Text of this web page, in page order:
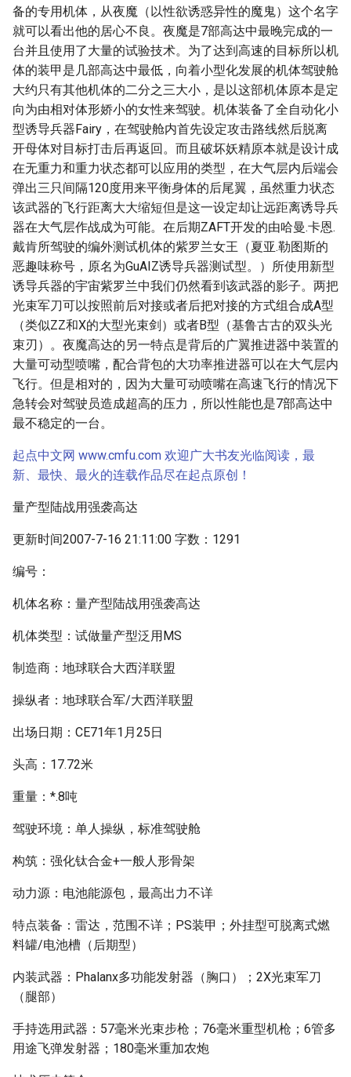
备的专用机体，从夜魔（以性欲诱惑异性的魔鬼）这个名字
就可以看出他的居心不良。夜魔是7部高达中最晚完成的一
台并且使用了大量的试验技术。为了达到高速的目标所以机
体的装甲是几部高达中最低，向着小型化发展的机体驾驶舱
大约只有其他机体的二分之三大小，是以这部机体原本是定
向为由相对体形娇小的女性来驾驶。机体装备了全自动化小
型诱导兵器Fairy，在驾驶舱内首先设定攻击路线然后脱离
开母体对目标打击后再返回。而且破坏妖精原本就是设计成
在无重力和重力状态都可以应用的类型，在大气层内后端会
弹出三只间隔120度用来平衡身体的后尾翼，虽然重力状态
该武器的飞行距离大大缩短但是这一设定却让远距离诱导兵
器在大气层作战成为可能。在后期ZAFT开发的由哈曼.卡恩.
戴肯所驾驶的编外测试机体的紫罗兰女王（夏亚.勒图斯的
恶趣味称号，原名为GuAIZ诱导兵器测试型。）所使用新型
诱导兵器的宇宙紫罗兰中我们仍然看到该武器的影子。两把
光束军刀可以按照前后对接或者后把对接的方式组合成A型
（类似ZZ和X的大型光束剑）或者B型（基鲁古古的双头光
束刃）。夜魔高达的另一特点是背后的广翼推进器中装置的
大量可动型喷嘴，配合背包的大功率推进器可以在大气层内
飞行。但是相对的，因为大量可动喷嘴在高速飞行的情况下
急转会对驾驶员造成超高的压力，所以性能也是7部高达中
最不稳定的一台。
起点中文网 www.cmfu.com 欢迎广大书友光临阅读，最
新、最快、最火的连载作品尽在起点原创！
量产型陆战用强袭高达
更新时间2007-7-16 21:11:00 字数：1291
编号：
机体名称：量产型陆战用强袭高达
机体类型：试做量产型泛用MS
制造商：地球联合大西洋联盟
操纵者：地球联合军/大西洋联盟
出场日期：CE71年1月25日
头高：17.72米
重量：*.8吨
驾驶环境：单人操纵，标准驾驶舱
构筑：强化钛合金+一般人形骨架
动力源：电池能源包，最高出力不详
特点装备：雷达，范围不详；PS装甲；外挂型可脱离式燃
料罐/电池槽（后期型）
内装武器：Phalanx多功能发射器（胸口）；2X光束军刀
（腿部）
手持选用武器：57毫米光束步枪；76毫米重型机枪；6管多
用途飞弹发射器；180毫米重加农炮